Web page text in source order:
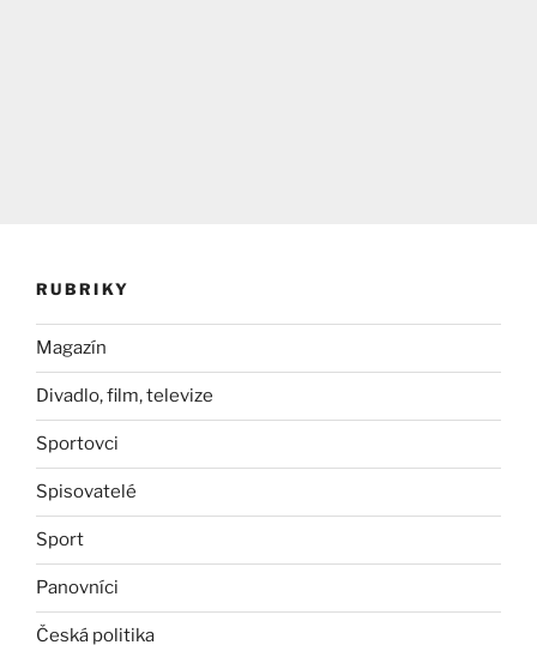
RUBRIKY
Magazín
Divadlo, film, televize
Sportovci
Spisovatelé
Sport
Panovníci
Česká politika